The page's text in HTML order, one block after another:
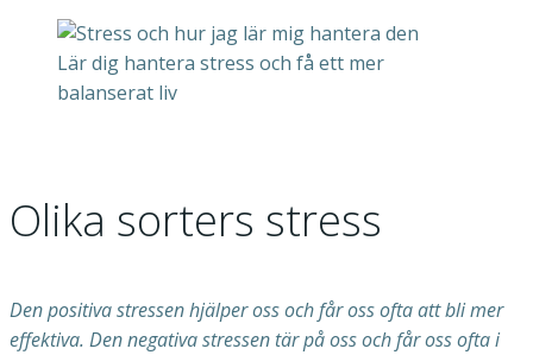
Lär dig hantera stress och få ett mer
balanserat liv
Olika sorters stress
Den positiva stressen hjälper oss och får oss ofta att bli mer
effektiva. Den negativa stressen tär på oss och får oss ofta i